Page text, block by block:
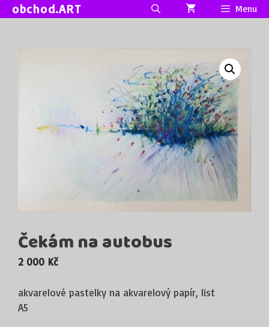
Přeskočit
na
obchod.ART Menu
Čekám na autobus
2 000 Kč
akvarelové pastelky na akvarelový papír, list
A5